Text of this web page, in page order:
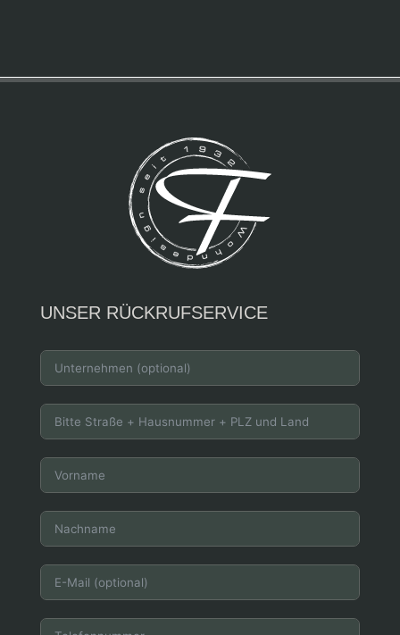
UNSER RÜCKRUFSERVICE